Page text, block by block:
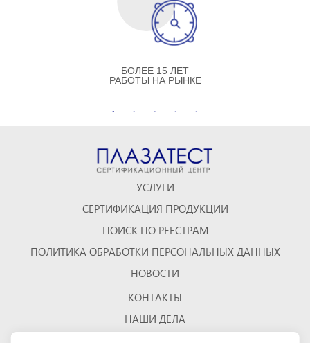
БОЛЕЕ 15 ЛЕТ
РАБОТЫ НА РЫНКЕ
УСЛУГИ
СЕРТИФИКАЦИЯ ПРОДУКЦИИ
ПОИСК ПО РЕЕСТРАМ
ПОЛИТИКА ОБРАБОТКИ ПЕРСОНАЛЬНЫХ ДАННЫХ
НОВОСТИ
КОНТАКТЫ
НАШИ ДЕЛА